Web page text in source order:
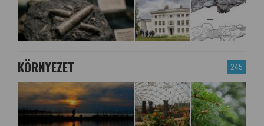
245
KÖRNYEZET